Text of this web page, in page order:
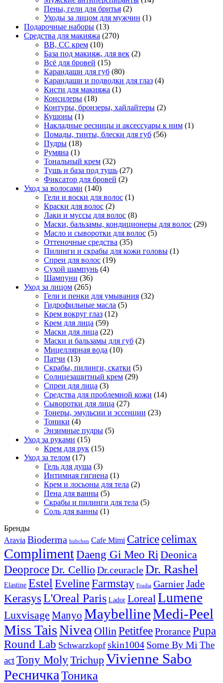
Пены, гели для бритья (2)
Уходы за лицом для мужчин (1)
Подарочные наборы (13)
Средства для макияжа (270)
BB, CC крем (10)
База под макияж, для век (2)
Всё для бровей (15)
Карандаши для губ (80)
Карандаши и подводки для глаз (4)
Кисти для макияжа (1)
Консилеры (18)
Контуры, бронзеры, хайлайтеры (2)
Кушоны (1)
Накладные ресницы и аксессуары к ним (1)
Помады, тинты, блески для губ (56)
Пудры (18)
Румяна (1)
Тональный крем (32)
Тушь и база под тушь (27)
Фиксатор для бровей (2)
Уход за волосами (140)
Гели и воски для волос (1)
Краски для волос (2)
Лаки и муссы для волос (8)
Маски, бальзамы, кондиционеры для волос (29)
Масло и сыворотки для волос (5)
Оттеночные средства (35)
Пилинги и скрабы для кожи головы (1)
Спреи для волос (19)
Сухой шампунь (4)
Шампуни (36)
Уход за лицом (265)
Гели и пенки для умывания (32)
Гидрофильные масла (5)
Крем вокруг глаз (12)
Крем для лица (59)
Маски для лица (22)
Маски и бальзамы для губ (2)
Мицеллярная вода (10)
Патчи (13)
Скрабы, пилинги, скатки (5)
Солнцезащитный крем (29)
Спреи для лица (3)
Средства для проблемной кожи (14)
Сыворотки для лица (27)
Тонеры, эмульсии и эссенции (23)
Тоники (4)
Энзимные пудры (5)
Уход за руками (15)
Крем для рук (15)
Уход за телом (17)
Гель для душа (3)
Интимная гигиена (1)
Крем и лосьоны для тела (2)
Пена для ванны (5)
Скрабы и пилинги для тела (5)
Соль для ванны (1)
Бренды
Aravia Bioderma bubchen Cafe Mimi Catricecelimax
ComplimentDaeng Gi Meo Ri Deonica
DeoproceDr. CellioDr.ceuracleDr. Rashel
Elastine Estel EvelineFarmstay Frudia GarnierJade
KerasysL'Oreal Paris Lador Loreal Lumene
Luxvisage Manyo MaybellineMedi-Peel
Miss TaisNivea Ollin PetitfeeProrancePupa
Round Lab Schwarzkopf skin1004 Some By Mi The
actTony MolyTrichupVivienne Sabo
РесничкаТоника